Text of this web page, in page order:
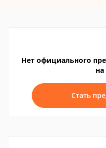
Нет официального
на
Стать